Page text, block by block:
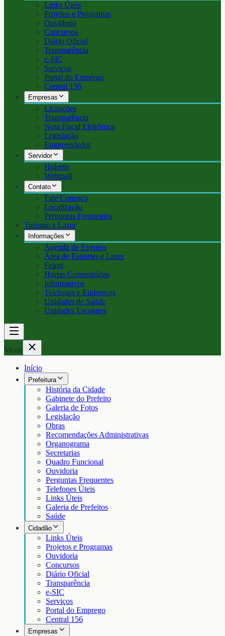
Links Úteis
Projetos e Programas
Ouvidoria
Concursos
Diário Oficial
Transparência
e-SIC
Serviços
Portal do Emprego
Central 156
Empresas
Licitações
Transparência
Nota Fiscal Eletrônica
Legislação
Empreendedor
Servidor
Holerite
Webmail
Contato
Fale Conosco
Localização
Perguntas Frequentes
Turismo e Lazer
Informações
Agenda de Eventos
Área de Esportes e Lazer
Feiras
Hortas Comunitárias
Informativos
Telefones e Endereços
Unidades de Saúde
Unidades Escolares
Menu
Início
Prefeitura
História da Cidade
Gabinete do Prefeito
Galeria de Fotos
Legislação
Obras
Recomendações Administrativas
Organograma
Secretarias
Quadro Funcional
Ouvidoria
Perguntas Frequentes
Telefones Úteis
Links Úteis
Galeria de Prefeitos
Saúde
Cidadão
Links Úteis
Projetos e Programas
Ouvidoria
Concursos
Diário Oficial
Transparência
e-SIC
Serviços
Portal do Emprego
Central 156
Empresas